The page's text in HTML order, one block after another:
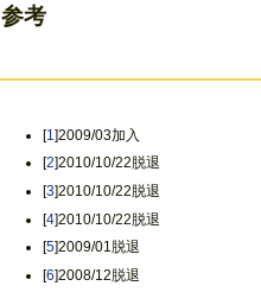
参考
[1 ]2009/03加入
[2]2010/10/22脱退
[3]2010/10/22脱退
[4]2010/10/22脱退
[5]2009/01脱退
[6]2008/12脱退